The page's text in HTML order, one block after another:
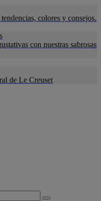
colores y consejos.
con nuestras sabrosas
de Le Creuset